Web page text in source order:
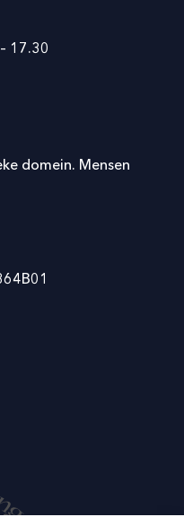
17.30
domein. Mensen